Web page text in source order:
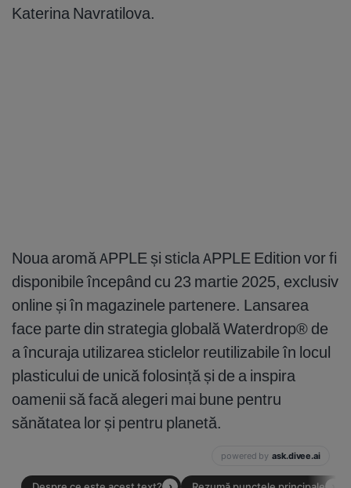
Katerina Navratilova.
Noua aromă APPLE și sticla APPLE Edition vor fi
disponibile începând cu 23 martie 2025, exclusiv
online și în magazinele partenere. Lansarea
face parte din strategia globală Waterdrop® de
a încuraja utilizarea sticlelor reutilizabile în locul
plasticului de unică folosință și de a inspira
oamenii să facă alegeri mai bune pentru
sănătatea lor și pentru planetă.